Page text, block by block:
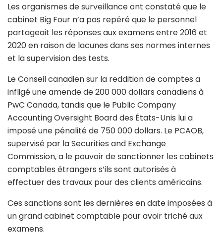
Les organismes de surveillance ont constaté que le
cabinet Big Four n’a pas repéré que le personnel
partageait les réponses aux examens entre 2016 et
2020 en raison de lacunes dans ses normes internes
et la supervision des tests.
Le Conseil canadien sur la reddition de comptes a
infligé une amende de 200 000 dollars canadiens à
PwC Canada, tandis que le Public Company
Accounting Oversight Board des États-Unis lui a
imposé une pénalité de 750 000 dollars. Le PCAOB,
supervisé par la Securities and Exchange
Commission, a le pouvoir de sanctionner les cabinets
comptables étrangers s’ils sont autorisés à
effectuer des travaux pour des clients américains.
Ces sanctions sont les dernières en date imposées à
un grand cabinet comptable pour avoir triché aux
examens.